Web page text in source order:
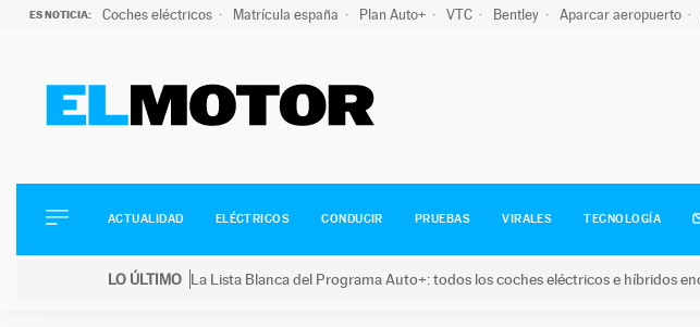
ES NOTICIA: Coches eléctricos Matrícula españa Plan Auto+ VTC Bentley Aparcar aeropuerto
ELÉCTRICOS
CONDUCIR
ACTUALIDAD ELÉCTRICOS CONDUCIR PRUEBAS VIRALES TECNOLOGÍA
LO ÚLTIMO La Lista Blanca del Programa Auto+: todos los coches eléctricos e híbridos